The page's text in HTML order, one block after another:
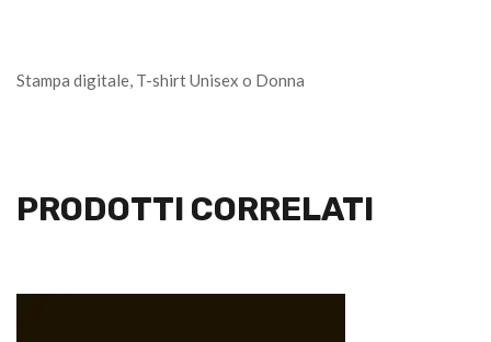
Stampa digitale, T-shirt Unisex o Donna
PRODOTTI CORRELATI